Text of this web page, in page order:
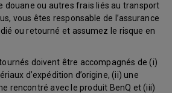
douane ou autres frais liés au transport
vous êtes responsable de l’assurance
ou retourné et assumez le risque en
doivent être accompagnés de (i)
d’expédition d’origine, (ii) une
rencontré avec le produit BenQ et (iii)